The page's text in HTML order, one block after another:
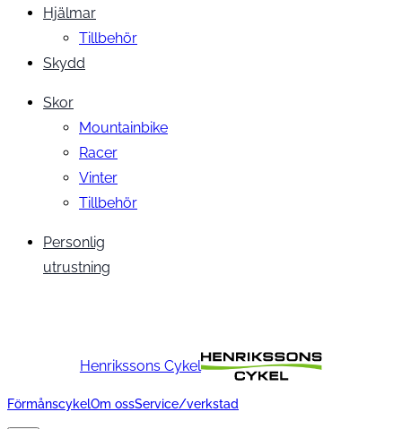
Hjälmar
Tillbehör
Skydd
Skor
Mountainbike
Racer
Vinter
Tillbehör
Personlig
utrustning
Henrikssons Cykel
FörmånscykelOm ossService/verkstad